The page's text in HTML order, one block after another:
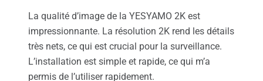
La qualité d’image de la YESYAMO 2K est
impressionnante. La résolution 2K rend les détails
très nets, ce qui est crucial pour la surveillance.
L’installation est simple et rapide, ce qui m’a
permis de l’utiliser rapidement.